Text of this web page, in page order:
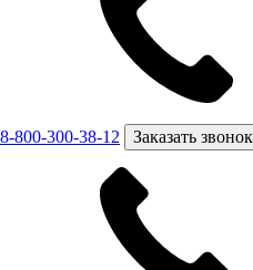
8-800-300-38-12 Заказать звонок